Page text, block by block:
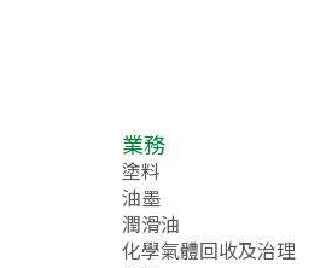
業務
塗料
油墨
潤滑油
化學氣體回收及治理